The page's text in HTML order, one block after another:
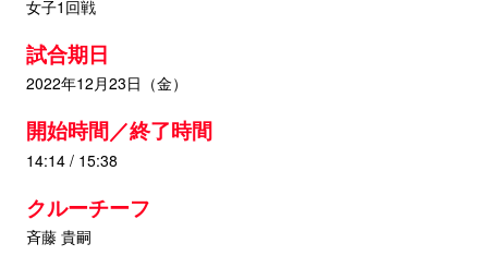
女子1回戦
試合期日
2022年12月23日（金）
開始時間／終了時間
14:14 / 15:38
クルーチーフ
斉藤 貴嗣